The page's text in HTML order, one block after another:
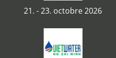
21. - 23. octobre 2026